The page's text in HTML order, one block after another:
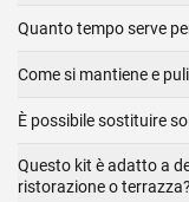
Quanto tempo serve
Come si mantiene e
È possibile sostituire
Questo kit è adatto a
ristorazione o terrazza?